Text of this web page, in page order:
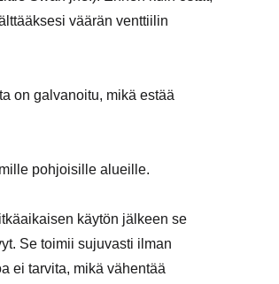
väärän venttiilin
on galvanoitu, mikä estää
pohjoisille alueille.
käytön jälkeen se
Se toimii sujuvasti ilman
ei tarvita, mikä vähentää